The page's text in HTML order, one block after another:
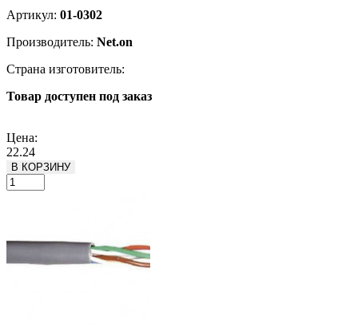
Артикул: 01-0302
Производитель: Net.on
Страна изготовитель:
Товар доступен под заказ
Цена:
22.24
В КОРЗИНУ